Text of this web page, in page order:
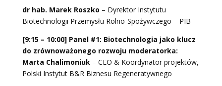
dr hab. Marek Roszko – Dyrektor Instytutu
Biotechnologii Przemysłu Rolno-Spożywczego – PIB
[9:15 – 10:00] Panel #1: Biotechnologia jako klucz
do zrównoważonego rozwoju moderatorka:
Marta Chalimoniuk – CEO & Koordynator projektów,
Polski Instytut B&R Biznesu Regeneratywnego